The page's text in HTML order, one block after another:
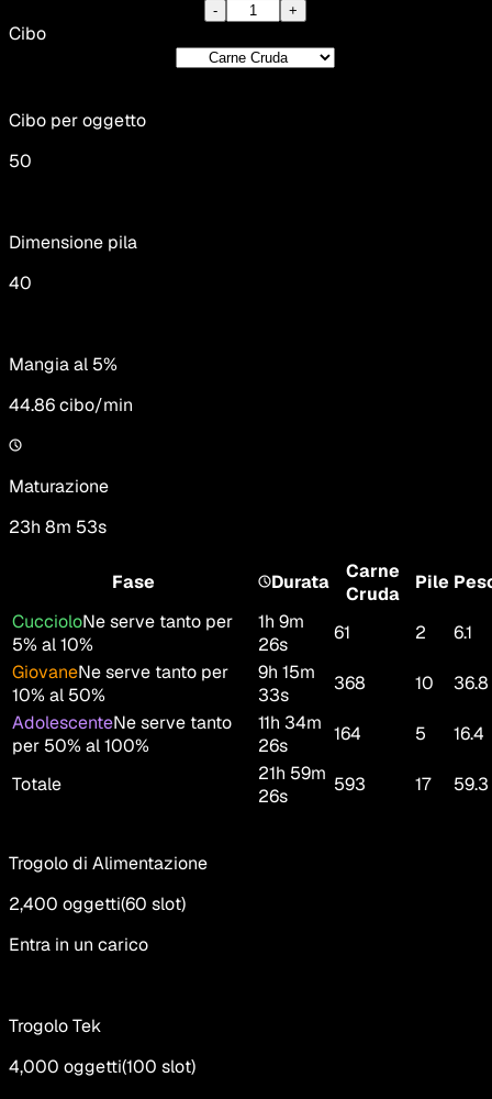
- +
Cibo
Cibo per oggetto
50
Dimensione pila
40
Mangia al 5%
44.86cibo/min
Maturazione
23h 8m 53s
Fase Durata
Carne
Cruda
Pile
CuccioloNe serve tanto per
5% al 10%
1h 9m
26s
61 2
6.1
GiovaneNe serve tanto per
10% al 50%
9h 15m
33s
368 10
36.8
AdolescenteNe serve tanto
per 50% al 100%
11h 34m
26s
164 5 16.4
Totale
21h 59m
26s
593 17 59.3
Trogolo di Alimentazione
2,400 oggetti(60 slot)
Entra in un carico
Trogolo Tek
4,000 oggetti(100 slot)